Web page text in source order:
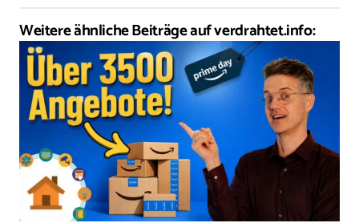
Weitere ähnliche Beiträge auf verdrahtet.info: